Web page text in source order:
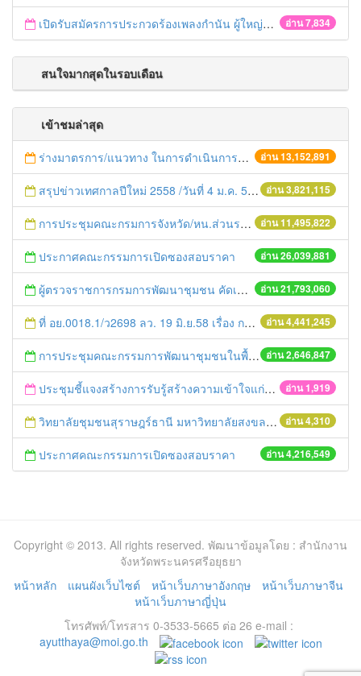
อ่าน 7,834
เปิดรับสมัครการประกวดร้องเพลงกำนัน ผู้ใหญ่บ้าน ฯลฯ
สนใจมากสุดในรอบเดือน
เข้าชมล่าสุด
อ่าน 13,152,891
ร่างมาตรการ/แนวทาง ในการดำเนินการประกอบการตรวจราชการแบบบูรณาการ
อ่าน 3,821,115
สรุปข่าวเทศกาลปีใหม่ 2558 /วันที่ 4 ม.ค. 58
อ่าน 11,495,822
การประชุมคณะกรมการจังหวัด/หน.ส่วนราชการประจำเดือน มิถุนายน 2558
อ่าน 26,039,881
ประกาศคณะกรรมการเปิดซองสอบราคา
อ่าน 21,793,060
ผู้ตรวจราชการกรมการพัฒนาชุมชน คัดเลือกข้าราชการและลูกจ้างดีเด่น และหน่วยงานพัฒนาชุมชนใสสะอาด ประจำปี ๒๕๕๔
อ่าน 4,441,245
ที่ อย.0018.1/ว2698 ลว. 19 มิ.ย.58 เรื่อง การแก้ไขปัญหาหนี้สินให้แก่เกษตรกร
อ่าน 2,646,847
การประชุมคณะกรรมการพัฒนาชุมชนในพื้นที่รอบโรงไฟฟ้า (คพรฟ.) ครั้งที่ 2/2558 กองทุนพัฒนาไฟฟ้าบริษัท โรจนะเพาเวอร์ จำกัด
อ่าน 1,919
ประชุมชี้แจงสร้างการรับรู้สร้างความเข้าใจแก่กลุ่มเกษตรกรผู้ใช้น้ำเกี่ยวกับสถานการณ์น้ำ
อ่าน 4,310
วิทยาลัยชุมชนสุราษฎร์ธานี มหาวิทยาลัยสงขลานครินทร์วิทยาเขตสุราษฎร์ธานี จัดการฝึกอบรมเพื่อพัฒนาทรัพยากรบุคคล
อ่าน 4,216,549
ประกาศคณะกรรมการเปิดซองสอบราคา
Copyright © 2013. All rights reserved. พัฒนาข้อมูลโดย : สำนักงาน
จังหวัดพระนครศรีอยุธยา
หน้าหลัก
แผนผังเว็บไซต์ หน้าเว็บภาษาอังกฤษ
หน้าเว็บภาษาจีน
หน้าเว็บภาษาญี่ปุ่น
โทรศัพท์/โทรสาร 0-3533-5665 ต่อ 26 e-mail :
ayutthaya@moi.go.th